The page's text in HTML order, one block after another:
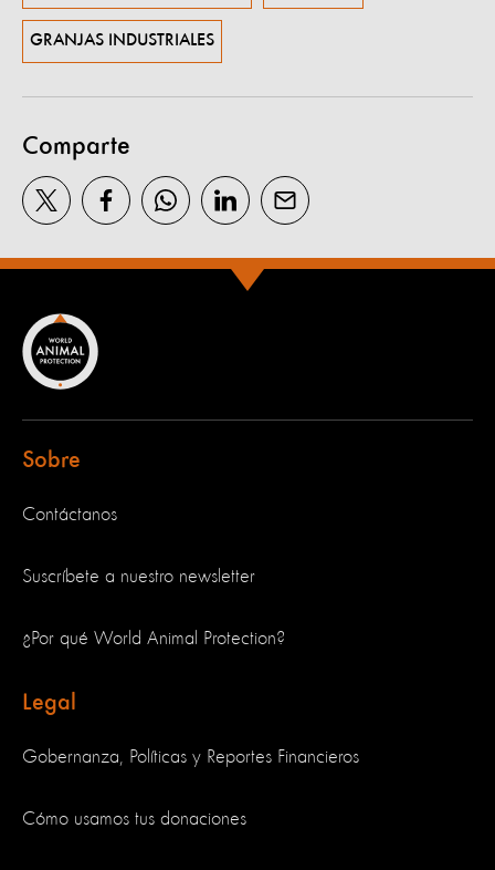
GRANJAS INDUSTRIALES
Comparte
Sobre
Contáctanos
Suscríbete a nuestro newsletter
¿Por qué World Animal Protection?
Legal
Gobernanza, Políticas y Reportes Financieros
Cómo usamos tus donaciones